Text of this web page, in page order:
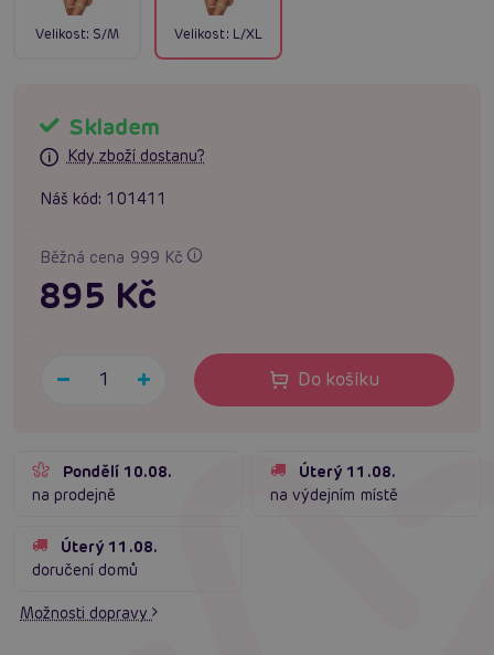
Velikost: S/M Velikost: L/XL
Skladem
Kdy zboží dostanu?
Náš kód: 101411
Běžná cena 999 Kč
895 Kč
Do košíku
Pondělí 10.08.
na prodejně
Úterý 11.08.
na výdejním místě
Úterý 11.08.
doručení domů
Možnosti dopravy